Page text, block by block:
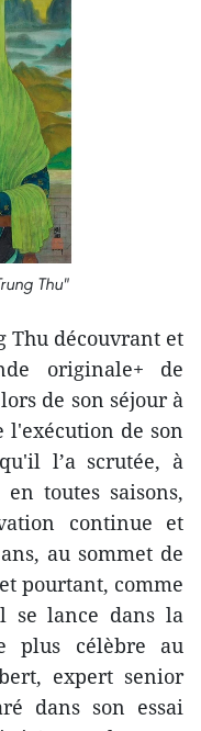
Thu"
Thu découvrant et
originale+ de
de son séjour à
l'exécution de son
l’a scrutée, à
toutes saisons,
continue et
au sommet de
pourtant, comme
se lance dans la
plus célèbre au
expert senior
dans son essai